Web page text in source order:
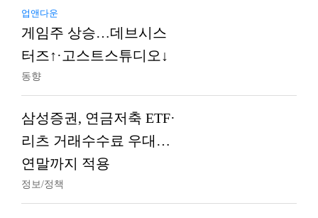
업앤다운
게임주 상승…데브시스
터즈↑·고스트스튜디오↓
동향
삼성증권, 연금저축 ETF·
리츠 거래수수료 우대…
연말까지 적용
정보/정책